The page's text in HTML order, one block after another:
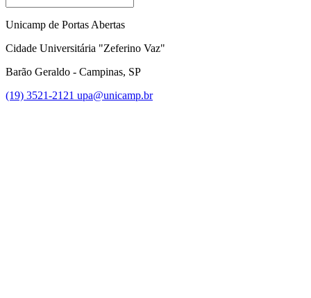
Unicamp de Portas Abertas
Cidade Universitária "Zeferino Vaz"
Barão Geraldo - Campinas, SP
(19) 3521-2121 upa@unicamp.br